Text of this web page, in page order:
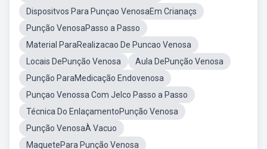
Dispositvos Para Punçao VenosaEm Crianaçs
Punção VenosaPasso a Passo
Material ParaRealizacao De Puncao Venosa
Locais DePunção Venosa
Aula DePunção Venosa
Punção ParaMedicação Endovenosa
Punçao Venossa Com Jelco Passo a Passo
Técnica Do EnlaçamentoPunção Venosa
Punção VenosaÀ Vacuo
MaquetePara Punção Venosa